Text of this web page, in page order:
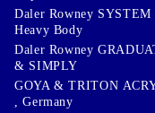
Daler Rowney
Heavy Body
Daler Rowney
& SIMPLY
GOYA & TRITON
, Germany